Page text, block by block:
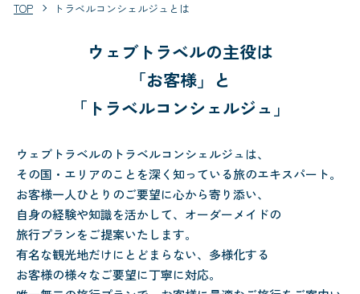
TOP トラベルコンシェルジュとは
ウェブトラベルの主役は
「お客様」と
「トラベルコンシェルジュ」
ウェブトラベルのトラベルコンシェルジュは、
その国・エリアのことを深く知っている旅のエキスパート。
お客様一人ひとりのご要望に心から寄り添い、
自身の経験や知識を活かして、オーダーメイドの
旅行プランをご提案いたします。
有名な観光地だけにとどまらない、多様化する
お客様の様々なご要望に丁寧に対応。